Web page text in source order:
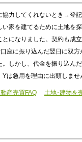
協力してくれないとき→登
い家を建てるために土地を
になりました。契約も成
座に振り込んだ翌日に双
しかし、代金を振り込ん
Yは急用を理由に出頭しま
産売買FAQ 土地･建物を